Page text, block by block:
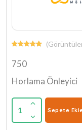
750
Horlama Önleyici
1 Sepete